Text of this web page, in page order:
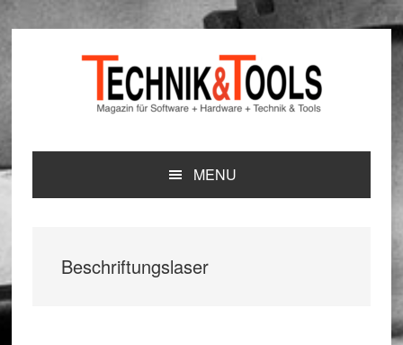
Hauptnavigation
Inhalt
Seitenspalte
MENU
Beschriftungslaser